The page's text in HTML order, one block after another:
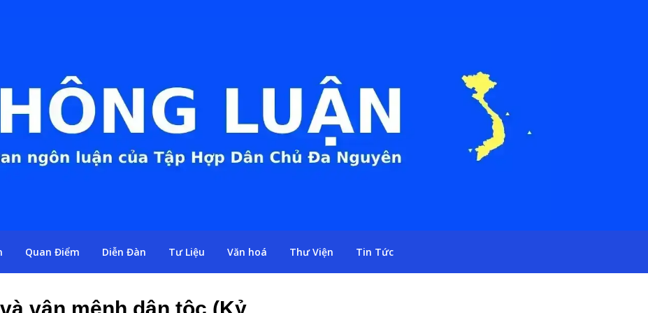
Quan Điểm Diễn Đàn Tư Liệu Văn hoá Thư Viện Tin Tức
vận mệnh dân tộc (Kỷ